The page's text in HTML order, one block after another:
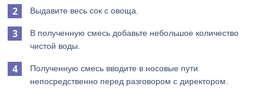
Выдавите весь сок с овоща.
В полученную смесь добавьте небольшое количество
чистой воды.
Полученную смесь вводите в носовые пути
непосредственно перед разговором с директором.